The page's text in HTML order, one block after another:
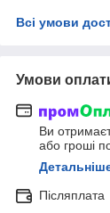
Всі умови
Умови
Ви
або гроші
Післяплата